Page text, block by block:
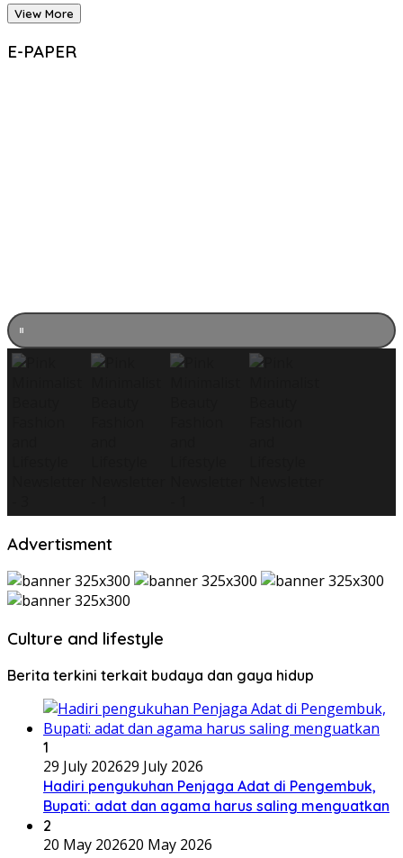
View More
E-PAPER
Advertisment
Culture and lifestyle
Berita terkini terkait budaya dan gaya hidup
1
29 July 202629 July 2026
Hadiri pengukuhan Penjaga Adat di Pengembuk,
Bupati: adat dan agama harus saling menguatkan
2
20 May 202620 May 2026